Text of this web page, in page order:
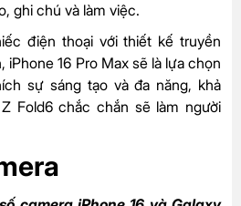
ghi chú và làm việc.
điện thoại với thiết kế truyền
16 Pro Max sẽ là lựa chọn
sự sáng tạo và đa năng, khả
Fold6 chắc chắn sẽ làm người